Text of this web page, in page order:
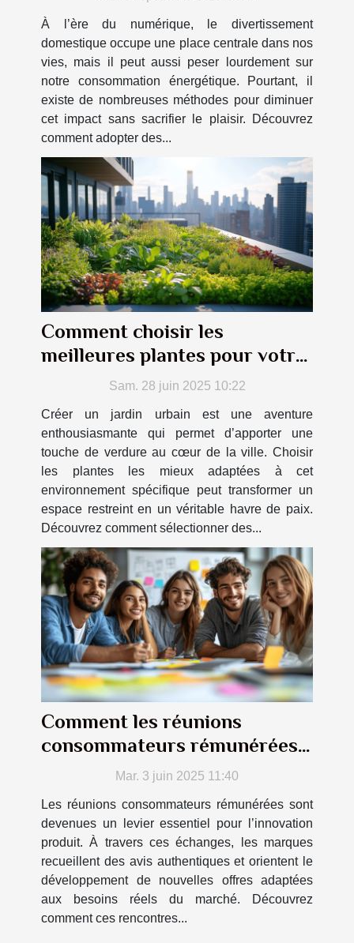
À l’ère du numérique, le divertissement
domestique occupe une place centrale dans nos
vies, mais il peut aussi peser lourdement sur
notre consommation énergétique. Pourtant, il
existe de nombreuses méthodes pour diminuer
cet impact sans sacrifier le plaisir. Découvrez
comment adopter des...
Comment choisir les
meilleures plantes pour votre
jardin urbain ?Sam. 28 juin 2025 10:22
Créer un jardin urbain est une aventure
enthousiasmante qui permet d’apporter une
touche de verdure au cœur de la ville. Choisir
les plantes les mieux adaptées à cet
environnement spécifique peut transformer un
espace restreint en un véritable havre de paix.
Découvrez comment sélectionner des...
Comment les réunions
consommateurs rémunérées
façonnent les produits de
Mar. 3 juin 2025 11:40
Les réunions consommateurs rémunérées sont
devenues un levier essentiel pour l’innovation
produit. À travers ces échanges, les marques
recueillent des avis authentiques et orientent le
développement de nouvelles offres adaptées
aux besoins réels du marché. Découvrez
comment ces rencontres...